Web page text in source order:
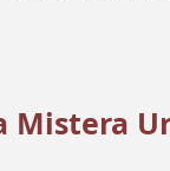
Mistera